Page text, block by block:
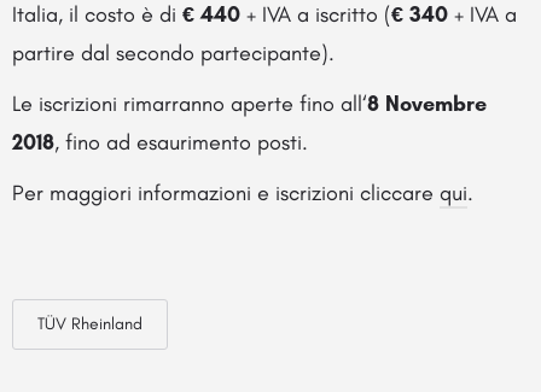
Italia, il costo è di € 440 + IVA a iscritto (€ 340 + IVA a
partire dal secondo partecipante).
Le iscrizioni rimarranno aperte fino all‘8 Novembre
2018, fino ad esaurimento posti.
Per maggiori informazioni e iscrizioni cliccare qui.
TÜV Rheinland